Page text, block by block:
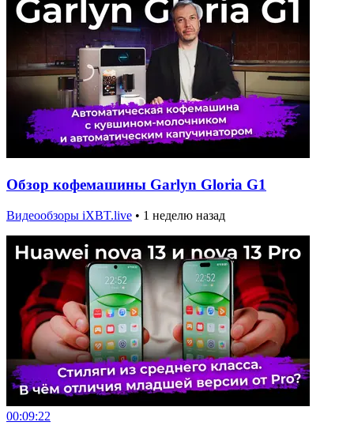
Обзор кофемашины Garlyn Gloria G1
Видеообзоры iXBT.live • 1 неделю назад
00:09:22